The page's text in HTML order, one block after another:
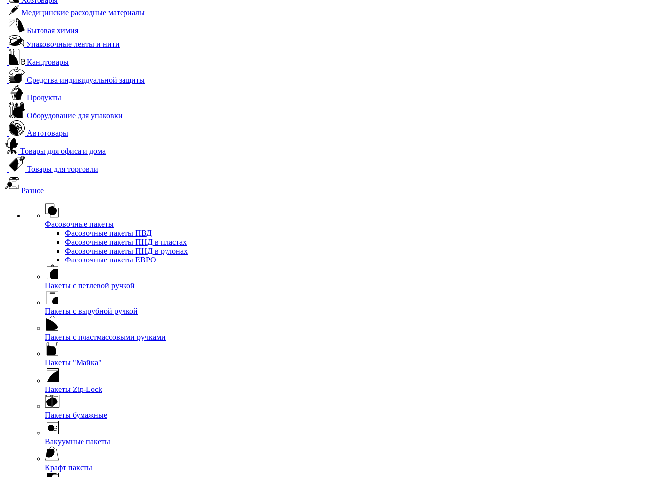
Медицинские расходные материалы
Бытовая химия
Упаковочные ленты и нити
Канцтовары
Средства индивидуальной защиты
Продукты
Оборудование для упаковки
Автотовары
Товары для офиса и дома
Товары для торговли
Разное
Фасовочные пакеты
Фасовочные пакеты ПВД
Фасовочные пакеты ПНД в пластах
Фасовочные пакеты ПНД в рулонах
Фасовочные пакеты ЕВРО
Пакеты с петлевой ручкой
Пакеты с вырубной ручкой
Пакеты с пластмассовыми ручками
Пакеты "Майка"
Пакеты Zip-Lock
Пакеты бумажные
Вакуумные пакеты
Крафт пакеты